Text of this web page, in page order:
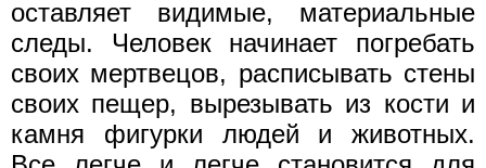
оставляет видимые, материальные
следы. Человек начинает погребать
своих мертвецов, расписывать стены
своих пещер, вырезывать из кости и
камня фигурки людей и животных.